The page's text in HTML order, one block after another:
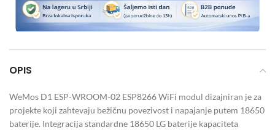
OPIS
WeMos D1 ESP-WROOM-02 ESP8266 WiFi modul dizajniran je za
projekte koji zahtevaju bežičnu povezivost i napajanje putem 18650
baterije. Integracija standardne 18650 LG baterije kapaciteta